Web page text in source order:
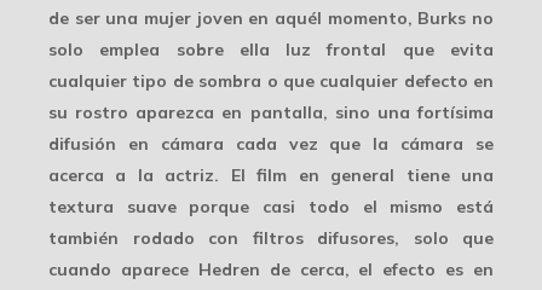
de ser una mujer joven en aquél momento, Burks no
solo emplea sobre ella luz frontal que evita
cualquier tipo de sombra o que cualquier defecto en
su rostro aparezca en pantalla, sino una fortísima
difusión en cámara cada vez que la cámara se
acerca a la actriz. El film en general tiene una
textura suave porque casi todo el mismo está
también rodado con filtros difusores, solo que
cuando aparece Hedren de cerca, el efecto es en